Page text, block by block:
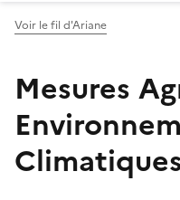
Voir le fil d'Ariane
Mesures